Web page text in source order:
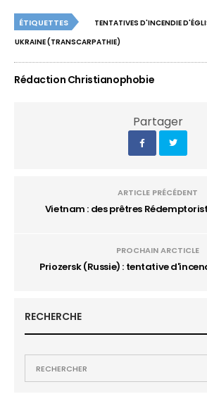
ÉTIQUETTES TENTATIVES D'INCENDIE
UKRAINE (TRANSCARPATHIE)
Rédaction Christianophobie
Partager
ARTICLE PRÉCÉDENT
Vietnam : des prêtres
PROCHAIN ARCTICLE
Priozersk (Russie) : tentative
RECHERCHE